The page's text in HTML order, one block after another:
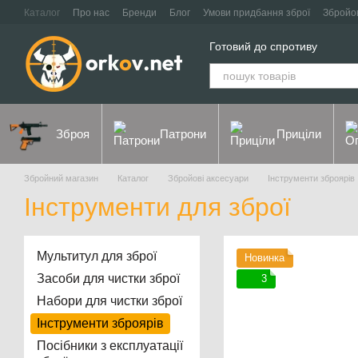
Перейти до основного контенту
Каталог Про нас Бренди Блог Умови придбання зброї
Готовий до спротиву
Зброя Патрони Приціли
Збройний магазин Каталог Збройові аксесуари Інструменти зброярів
Інструменти для зброї
Новинка
3
Мультитул для зброї
Засоби для чистки зброї
Набори для чистки зброї
Інструменти зброярів
Посібники з експлуатації